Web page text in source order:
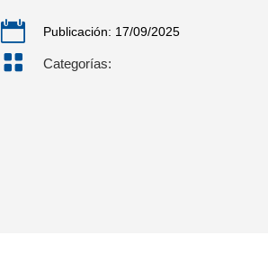
 Publicación: 17/09/2025
 Categorías: